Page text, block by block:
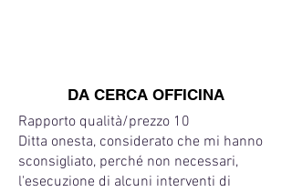
DA CERCA OFFICINA
Rapporto qualità/prezzo 10
Ditta onesta, considerato che mi hanno
sconsigliato, perché non necessari,
l'esecuzione di alcuni interventi di